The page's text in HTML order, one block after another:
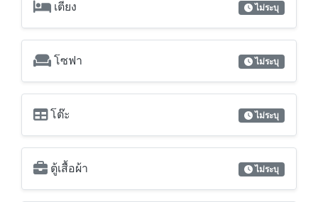
เตียง ไม่ระบุ
โซฟา ไม่ระบุ
โต๊ะ ไม่ระบุ
ตู้เสื้อผ้า ไม่ระบุ